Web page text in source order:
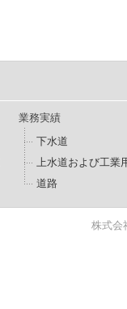
業務実績
下水道
上水道および工業
道路
株式会